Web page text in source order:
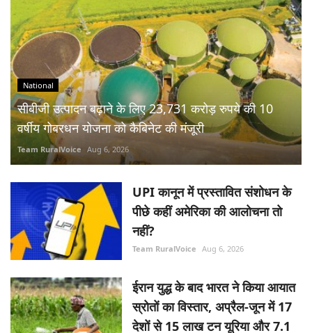
National
सीबीजी उत्पादन बढ़ाने के लिए 23,731 करोड़ रुपये की 10
वर्षीय गोबरधन योजना को कैबिनेट की मंजूरी
Team RuralVoice Aug 6, 2026
UPI कानून में प्रस्तावित संशोधन के
पीछे कहीं अमेरिका की आलोचना तो
नहीं?
Team RuralVoice Aug 6, 2026
ईरान युद्ध के बाद भारत ने किया आयात
स्रोतों का विस्तार, अप्रैल-जून में 17
देशों से 15 लाख टन यूरिया और 7.1